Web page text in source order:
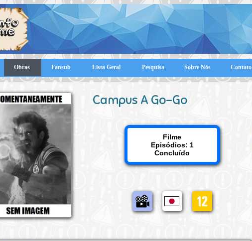
Obras Fansub Lista Geral Pesquisa Sobre Nós Contato
Campus A Go-Go
Filme
Episódios: 1
Concluído